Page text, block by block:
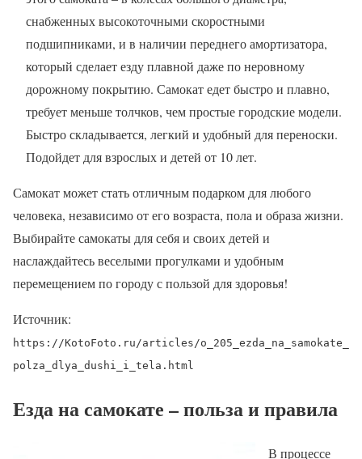
снабженных высокоточными скоростными
подшипниками, и в наличии переднего амортизатора,
который сделает езду плавной даже по неровному
дорожному покрытию. Самокат едет быстро и плавно,
требует меньше толчков, чем простые городские модели.
Быстро складывается, легкий и удобный для переноски.
Подойдет для взрослых и детей от 10 лет.
Самокат может стать отличным подарком для любого
человека, независимо от его возраста, пола и образа жизни.
Выбирайте самокаты для себя и своих детей и
наслаждайтесь веселыми прогулками и удобным
перемещением по городу с пользой для здоровья!
Источник:
https://KotoFoto.ru/articles/o_205_ezda_na_samokate_
polza_dlya_dushi_i_tela.html
Езда на самокате – польза и правила
В процессе